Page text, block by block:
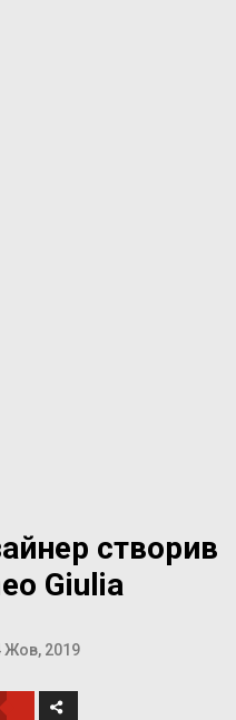
створив
Giulia
Жов, 2019